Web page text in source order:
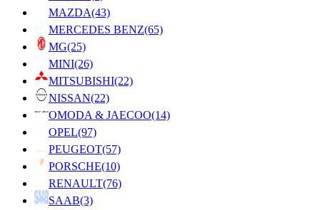
MAZDA(43)
MERCEDES BENZ(65)
MG(25)
MINI(26)
MITSUBISHI(22)
NISSAN(22)
OMODA & JAECOO(14)
OPEL(97)
PEUGEOT(57)
PORSCHE(10)
RENAULT(76)
SAAB(3)